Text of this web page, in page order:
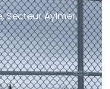
Secteur Aylmer,